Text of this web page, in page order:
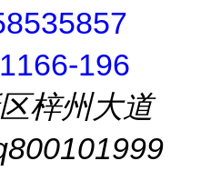
196
梓州大道